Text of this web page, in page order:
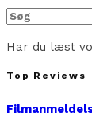
Har du læst
Top Reviews